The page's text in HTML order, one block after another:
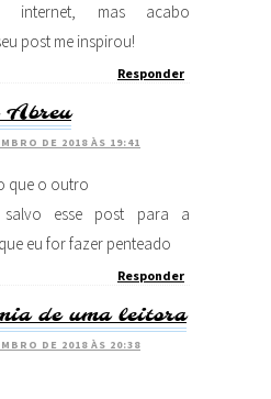
internet, mas acabo
post me inspirou!
Responder
DE 2018 ÀS 19:41
que o outro
esse post para a
eu for fazer penteado
Responder
de uma leitora
DE 2018 ÀS 20:38